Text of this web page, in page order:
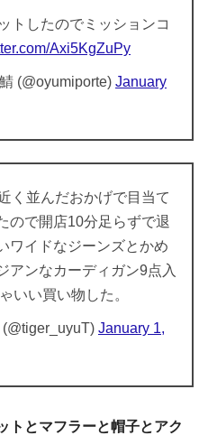
トしたのでミッションコ
Axi5KgZuPy
(@oyumiporte) January
く並んだおかげで目当て
ので開店10分足らずで退
ワイドなジーンズとかめ
アンなカーディガン9点入
いい買い物した。
January 1,
トとマフラーと帽子とアク